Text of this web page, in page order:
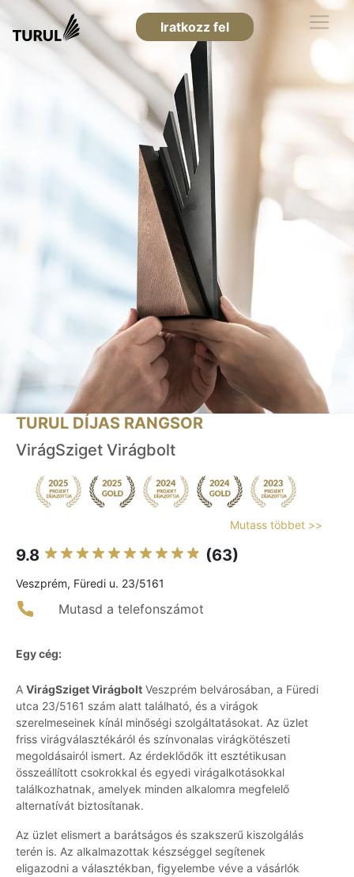
Iratkozz fel
TURUL DÍJAS RANGSOR
VirágSziget Virágbolt
Mutass többet >>
9.8 (63)
Veszprém, Füredi u. 23/5161
Mutasd a telefonszámot
Egy cég:
A VirágSziget Virágbolt Veszprém belvárosában, a Füredi
utca 23/5161 szám alatt található, és a virágok
szerelmeseinek kínál minőségi szolgáltatásokat. Az üzlet
friss virágválasztékáról és színvonalas virágkötészeti
megoldásairól ismert. Az érdeklődők itt esztétikusan
összeállított csokrokkal és egyedi virágalkotásokkal
találkozhatnak, amelyek minden alkalomra megfelelő
alternatívát biztosítanak.
Az üzlet elismert a barátságos és szakszerű kiszolgálás
terén is. Az alkalmazottak készséggel segítenek
eligazodni a választékban, figyelembe véve a vásárlók